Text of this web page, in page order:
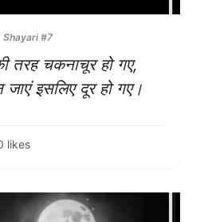
Shayari #7
तरह चकनाचूर हो गए,
इसलिए दूर हो गए।
likes